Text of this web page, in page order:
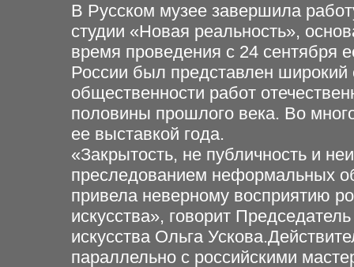
В Русском музее завершила
студии «Новая реальность»,
время проведения с 24 сентября
России был представлен широкий
общественности работ
половины прошлого века. Во
ее выставкой года.
«Закрытость, не публичность и
преследованием неформальных
привела неверному восприятию
искусства», говорит
искусства Ольга
параллельно с российскими